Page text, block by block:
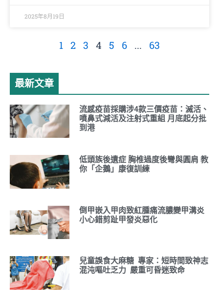
2025年8月19日
1 2 3 4 5 6 ... 63
最新文章
流感疫苗採購涉4款三價疫苗：滅活、
噴鼻式減活及注射式重組 月底起分批
到港
低頭族後遺症 胸椎過度後彎與圓肩 教
你「企鵝」康復訓練
倒甲嵌入甲肉致紅腫痛流膿變甲溝炎
小心錯剪趾甲發炎惡化
兒童誤食大麻糖 專家：短時間致神志
混沌嘔吐乏力 嚴重可昏迷致命